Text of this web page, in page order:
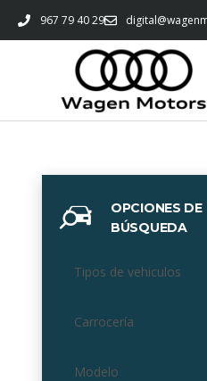
967 79 40 29
OPCIONES DE
BÚSQUEDA
Tipos de vehiculos
Carrocería
Modelo